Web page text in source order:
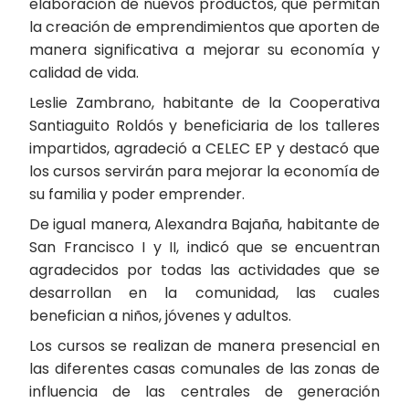
la creación de emprendimientos que aporten de
manera significativa a mejorar su economía y
calidad de vida.
Leslie Zambrano, habitante de la Cooperativa
Santiaguito Roldós y beneficiaria de los talleres
impartidos, agradeció a CELEC EP y destacó que
los cursos servirán para mejorar la economía de
su familia y poder emprender.
De igual manera, Alexandra Bajaña, habitante de
San Francisco I y II, indicó que se encuentran
agradecidos por todas las actividades que se
desarrollan en la comunidad, las cuales
benefician a niños, jóvenes y adultos.
Los cursos se realizan de manera presencial en
las diferentes casas comunales de las zonas de
influencia de las centrales de generación